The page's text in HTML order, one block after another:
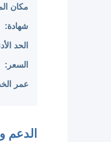
مكان
شهادة:
الحد
السعر:
عمر
الدعم